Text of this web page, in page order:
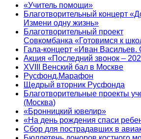
«Учитель помощи»
Благотворительный концерт
Измени одну жизнь»
Благотворительный проект
Совкомбанка «Готовимся к
Гала-концерт «Иван
Акция «Последний звонок –
XVIII Венский бал в Москве
Русфонд.Марафон
Щедрый вторник Русфонда
Благотворительные проекты
(Москва)
«Бронницкий ювелир»
«На день рождения спаси
Сбор для пострадавших в